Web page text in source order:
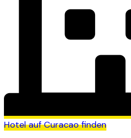
Hotel auf Curacao finden